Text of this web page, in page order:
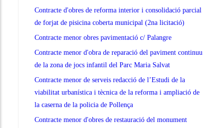
Contracte d'obres de reforma interior i consolidació parcial
de forjat de pisicina coberta municipal (2na licitació)
Contracte menor obres pavimentació c/ Palangre
Contracte menor d'obra de reparació del paviment continuu
de la zona de jocs infantil del Parc Maria Salvat
Contracte menor de serveis redacció de l’Estudi de la
viabilitat urbanística i tècnica de la reforma i ampliació de
la caserna de la policia de Pollença
Contracte menor d'obres de restauració del monument